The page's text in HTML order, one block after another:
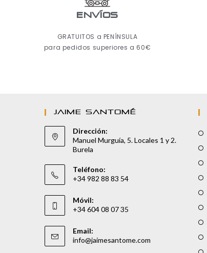
ENVÍOS
GRATUITOS a PENÍNSULA
para pedidos superiores a 60€
JAIME SANTOMÉ
Dirección:
Manuel Murguía, 5. Locales 1 y 2.
Burela
Teléfono:
+34 982 88 83 54
Móvil:
+34 604 08 07 35
Email:
info@jaimesantome.com